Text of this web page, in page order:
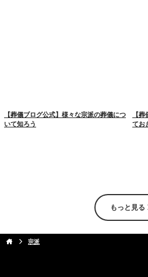
【葬儀ブログ公式】様々な宗派の葬儀につ
いて知ろう
【
てお
もっと見る
宗派